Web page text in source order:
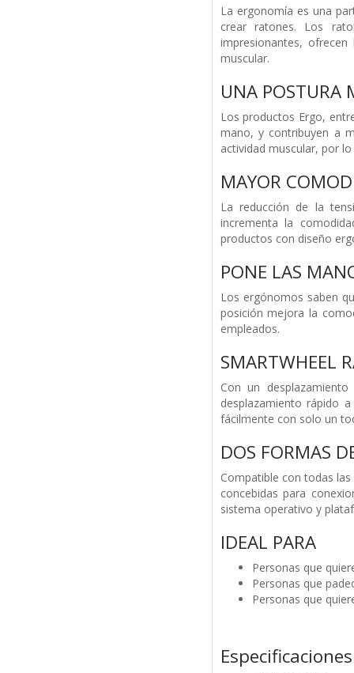
La ergonomía es una
crear ratones. Los
impresionantes,
muscular.
UNA POSTURA
Los productos Ergo,
mano, y contribuyen a
actividad muscular, por
MAYOR
La reducción de la
incrementa la
productos con diseño
PONE LAS
Los ergónomos saben
posición mejora la
empleados.
SMARTWHEEL
Con un
desplazamiento rápido
fácilmente con solo un
DOS FORMAS
Compatible con todas
concebidas para
sistema operativo y
IDEAL PARA
Personas que
Personas que
Personas que
Especificaciones